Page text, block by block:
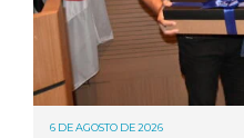
6 DE AGOSTO DE 2026